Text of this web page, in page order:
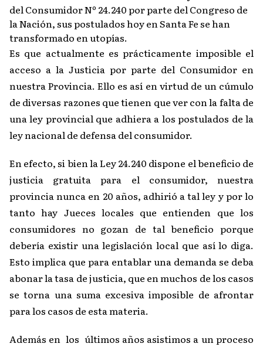
del Consumidor Nº 24.240 por parte del Congreso de
la Nación, sus postulados hoy en Santa Fe se han
transformado en utopías.
Es que actualmente es prácticamente imposible el
acceso a la Justicia por parte del Consumidor en
nuestra Provincia. Ello es así en virtud de un cúmulo
de diversas razones que tienen que ver con la falta de
una ley provincial que adhiera a los postulados de la
ley nacional de defensa del consumidor.
En efecto, si bien la Ley 24.240 dispone el beneficio de
justicia gratuita para el consumidor, nuestra
provincia nunca en 20 años, adhirió a tal ley y por lo
tanto hay Jueces locales que entienden que los
consumidores no gozan de tal beneficio porque
debería existir una legislación local que así lo diga.
Esto implica que para entablar una demanda se deba
abonar la tasa de justicia, que en muchos de los casos
se torna una suma excesiva imposible de afrontar
para los casos de esta materia.
Además en los últimos años asistimos a un proceso